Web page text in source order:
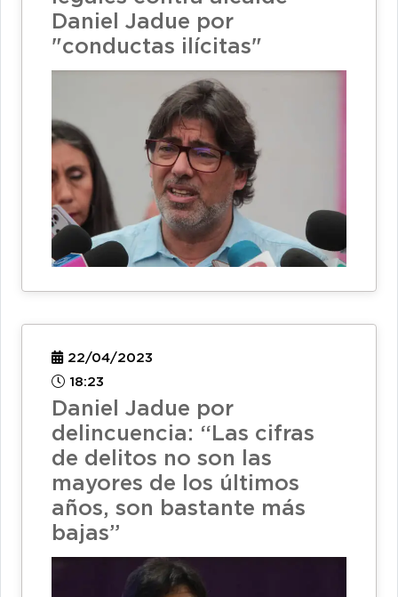
Daniel Jadue por
"conductas ilícitas"
22/04/2023
18:23
Daniel Jadue por
delincuencia: “Las cifras
de delitos no son las
mayores de los últimos
años, son bastante más
bajas”